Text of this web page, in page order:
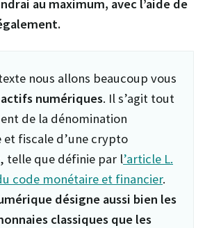
au maximum, avec l’aide de
nous allons beaucoup vous
actifs numériques. Il s’agit tout
de la dénomination
et fiscale d’une crypto
telle que définie par l’article L.
code monétaire et financier.
désigne aussi bien les
classiques que les